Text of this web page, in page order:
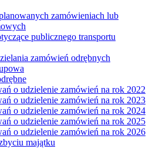
zamówieniach lub
publicznego transportu
zamówień odrębnych
o udzielenie zamówień na rok 2022
o udzielenie zamówień na rok 2023
o udzielenie zamówień na rok 2024
o udzielenie zamówień na rok 2025
o udzielenie zamówień na rok 2026
majątku